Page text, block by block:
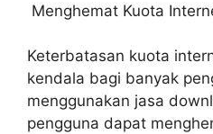
Menghemat Kuota
Keterbatasan kuota
kendala bagi banyak
menggunakan jasa
pengguna dapat